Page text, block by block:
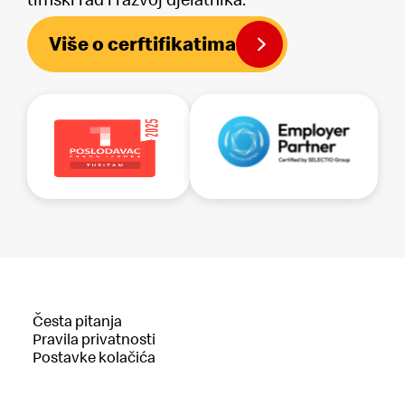
Više o cerftifikatima
Česta pitanja
Pravila privatnosti
Postavke kolačića